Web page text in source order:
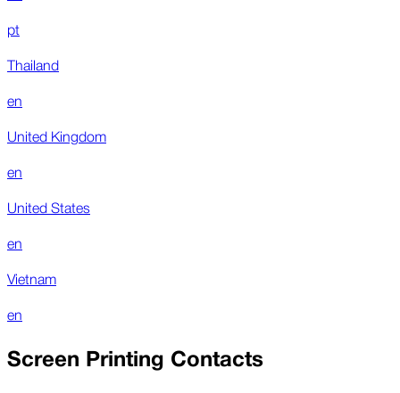
pt
Thailand
en
United Kingdom
en
United States
en
Vietnam
en
Screen Printing Contacts